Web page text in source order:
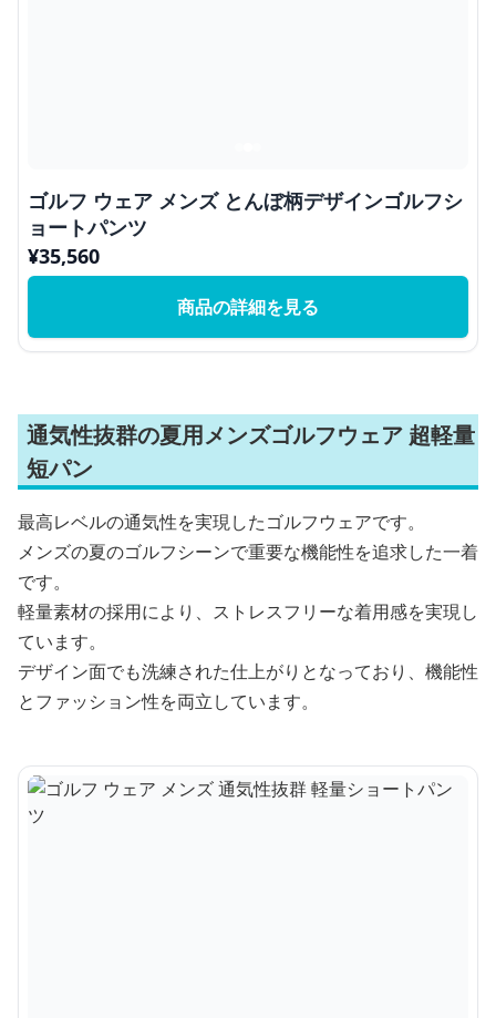
ゴルフ ウェア メンズ とんぼ柄デザインゴルフシ
ョートパンツ
¥35,560
商品の詳細を見る
通気性抜群の夏用メンズゴルフウェア 超軽量
短パン
最高レベルの通気性を実現したゴルフウェアです。
メンズの夏のゴルフシーンで重要な機能性を追求した一着
です。
軽量素材の採用により、ストレスフリーな着用感を実現し
ています。
デザイン面でも洗練された仕上がりとなっており、機能性
とファッション性を両立しています。